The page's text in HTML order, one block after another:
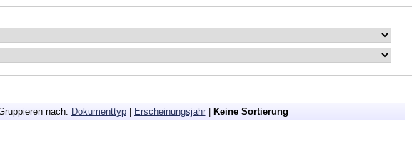
nach: Dokumenttyp| Erscheinungsjahr| Keine Sortierung